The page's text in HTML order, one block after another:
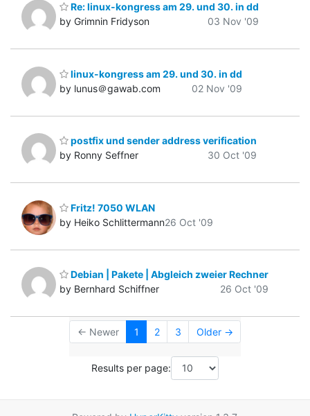
Re: linux-kongress am 29. und 30. in dd
by Grimnin Fridyson
03 Nov '09
linux-kongress am 29. und 30. in dd
by lunus＠gawab.com
02 Nov '09
postfix und sender address verification
by Ronny Seffner
30 Oct '09
Fritz! 7050 WLAN
by Heiko Schlittermann26 Oct '09
Debian | Pakete | Abgleich zweier Rechner
by Bernhard Schiffner
26 Oct '09
← Newer 1 2 3 Older →
Results per page: